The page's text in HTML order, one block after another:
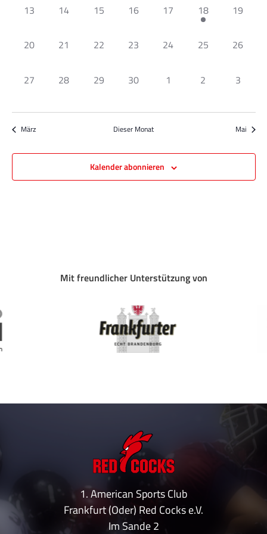
0
13
0
14
0
15
0
16
0
Veranstaltungen,
17
1
Veranstaltung,
18
0
19
0
20
0
21
0
22
0
23
0
24
0
25
0
26
0
27
0
28
0
29
0
30
0
1
0
2
0
3
März Dieser Monat Mai
Kalender abonnieren
Mit freundlicher Unterstützung von
1. American Sports Club
Frankfurt (Oder) Red Cocks e.V.
Im Sande 2